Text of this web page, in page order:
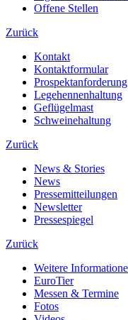
Offene Stellen
Zurück
Kontakt
Kontaktformular
Prospektanforderung
Legehennenhaltung
Geflügelmast
Schweinehaltung
Zurück
News & Stories
News
Pressemitteilungen
Newsletter
Pressespiegel
Zurück
Weitere
EuroTier
Messen & Termine
Fotos